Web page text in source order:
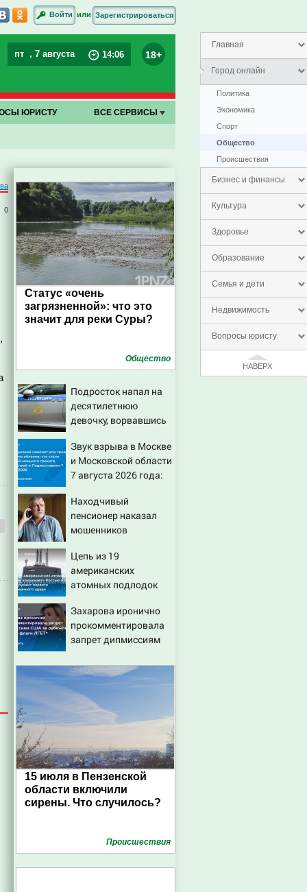
Главная
Город онлайн
Политика
Экономика
Спорт
Общество
Проиcшествия
Бизнес и финансы
Культура
Здоровье
Образование
Семья и дети
Недвижимость
Вопросы юристу
НАВЕРХ
Войти или Зарегистрироваться
пт , 7 августа 14:06 18+
ЮРИСТУ ВСЕ СЕРВИСЫ
0
Статус «очень
загрязненной»: что это
значит для реки Суры?
Общество
Подросток напал на
десятилетнюю
девочку, ворвавшись
Звук взрыва в Москве
и Московской области
7 августа 2026 года:
откуда был громкий
хлопок
Находчивый
пенсионер наказал
мошенников
способом
Цепь из 19
американских
атомных подлодок
Китай: это инструмент
первого
массированного
Захарова иронично
прокомментировала
запрет дипмиссиям
вешать флаги ЛГБТ*
15 июля в Пензенской
области включили
сирены. Что случилось?
Проиcшествия